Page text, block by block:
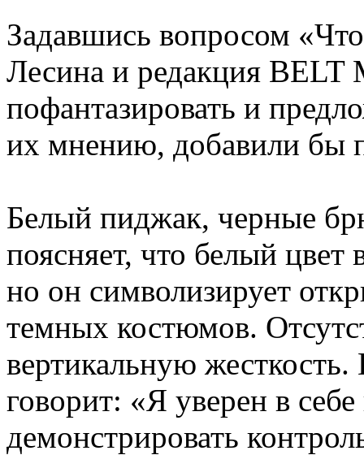
Задавшись вопросом
Лесина и редакция BELT
пофантазировать и
их мнению, добавили бы
Белый пиджак, черные
поясняет, что белый цвет
но он символизирует
темных костюмов.
вертикальную
говорит: «Я уверен в
демонстрировать